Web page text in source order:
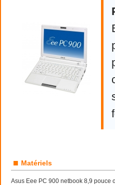
■ Matériels
Asus Eee PC 900 netbook 8,9 pouce